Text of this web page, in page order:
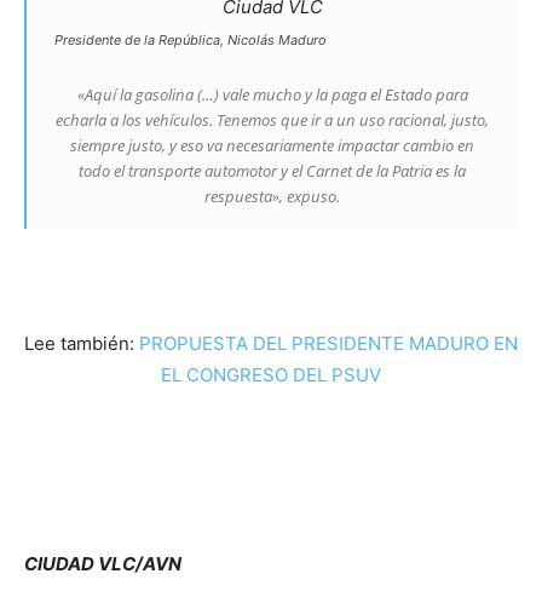
Presidente de la República, Nicolás Maduro
«Aquí la gasolina (…) vale mucho y la paga el Estado para
echarla a los vehículos. Tenemos que ir a un uso racional, justo,
siempre justo, y eso va necesariamente impactar cambio en
todo el transporte automotor y el Carnet de la Patria es la
respuesta», expuso.
Lee también: PROPUESTA DEL PRESIDENTE MADURO EN
EL CONGRESO DEL PSUV
CIUDAD VLC/AVN